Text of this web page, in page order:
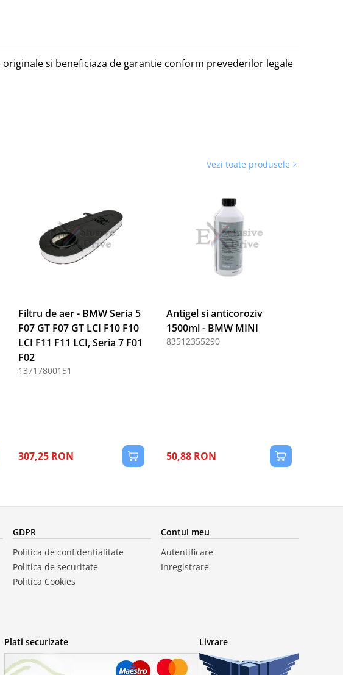
si beneficiaza de garantie conform prevederilor legale
Vezi toate produsele
Filtru de aer - BMW Seria 5
F07 GT F07 GT LCI F10 F10
LCI F11 F11 LCI, Seria 7 F01
F02
13717800151
307,25 RON
Antigel si anticoroziv
1500ml - BMW MINI
83512355290
50,88 RON
GDPR
Politica de confidentialitate
Politica de securitate
Politica Cookies
Contul meu
Autentificare
Inregistrare
Plati securizate Livrare